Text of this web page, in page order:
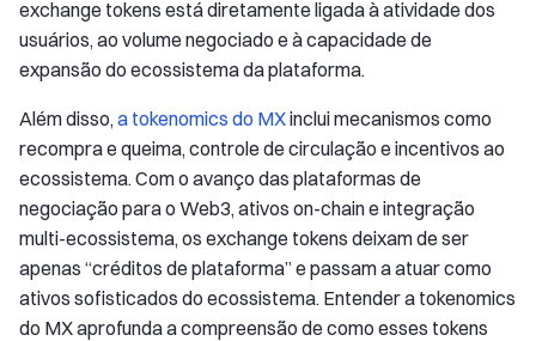
exchange tokens está diretamente ligada à atividade dos
usuários, ao volume negociado e à capacidade de
expansão do ecossistema da plataforma.
Além disso,a tokenomics do MXinclui mecanismos como
recompra e queima, controle de circulação e incentivos ao
ecossistema. Com o avanço das plataformas de
negociação para o Web3, ativos on-chain e integração
multi-ecossistema, os exchange tokens deixam de ser
apenas “créditos de plataforma” e passam a atuar como
ativos sofisticados do ecossistema. Entender a tokenomics
do MX aprofunda a compreensão de como esses tokens